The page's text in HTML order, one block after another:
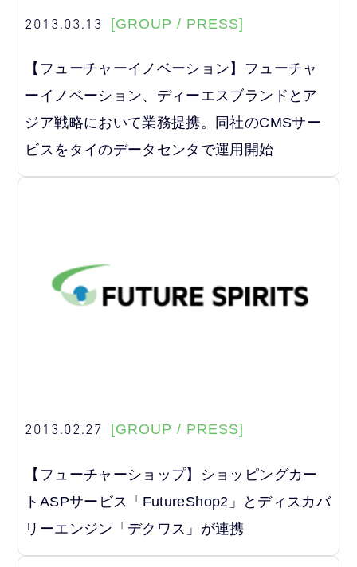
2013.03.13 [GROUP / PRESS]
【フューチャーイノベーション】フューチャ
ーイノベーション、ディーエスブランドとア
ジア戦略において業務提携。同社のCMSサー
ビスをタイのデータセンタで運用開始
2013.02.27 [GROUP / PRESS]
【フューチャーショップ】ショッピングカー
トASPサービス「FutureShop2」とディスカバ
リーエンジン「デクワス」が連携